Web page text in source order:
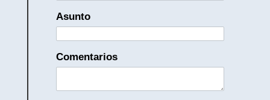
Asunto
Comentarios